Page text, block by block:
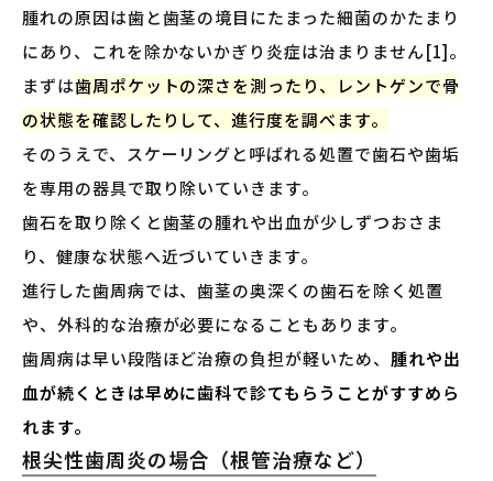
腫れの原因は歯と歯茎の境目にたまった細菌のかたまり
にあり、これを除かないかぎり炎症は治まりません[1]。
まずは歯周ポケットの深さを測ったり、レントゲンで骨
の状態を確認したりして、進行度を調べます。
そのうえで、スケーリングと呼ばれる処置で歯石や歯垢
を専用の器具で取り除いていきます。
歯石を取り除くと歯茎の腫れや出血が少しずつおさま
り、健康な状態へ近づいていきます。
進行した歯周病では、歯茎の奥深くの歯石を除く処置
や、外科的な治療が必要になることもあります。
歯周病は早い段階ほど治療の負担が軽いため、 腫れや出
血が続くときは早めに歯科で診てもらうことがすすめら
れます。
根尖性歯周炎の場合（根管治療など）